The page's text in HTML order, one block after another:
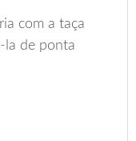
com a taça
la de ponta